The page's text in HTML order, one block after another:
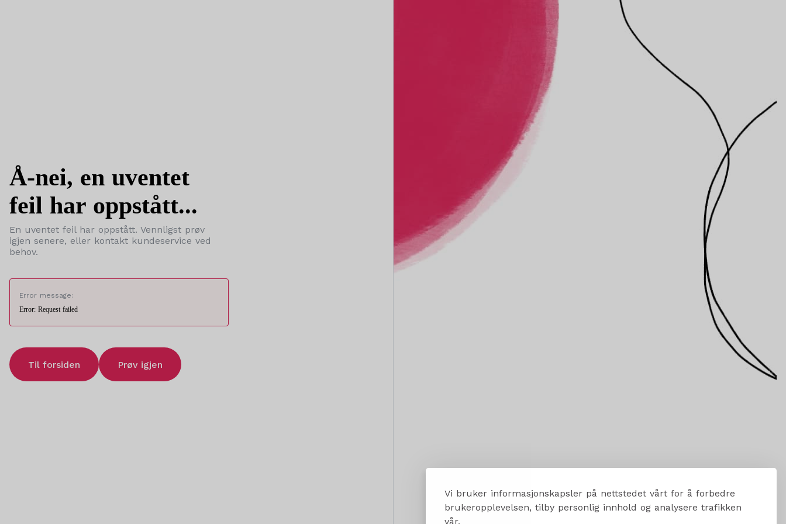
Vi bruker informasjonskapsler på nettstedet vårt for å forbedre
brukeropplevelsen, tilby personlig innhold og analysere trafikken
vår.
Å-nei, en uventet
feil har oppstått...
En uventet feil har oppstått. Vennligst prøv
igjen senere, eller kontakt kundeservice ved
behov.
Error message:
Error: Request failed
Til forsiden Prøv igjen